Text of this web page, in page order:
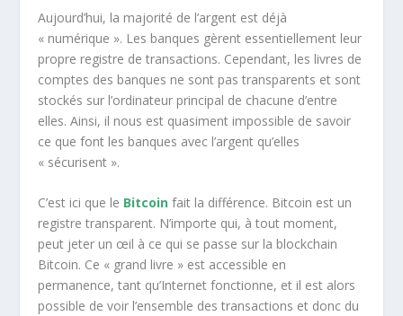
Aujourd’hui, la majorité de l’argent est déjà
« numérique ». Les banques gèrent essentiellement leur
propre registre de transactions. Cependant, les livres de
comptes des banques ne sont pas transparents et sont
stockés sur l’ordinateur principal de chacune d’entre
elles. Ainsi, il nous est quasiment impossible de savoir
ce que font les banques avec l’argent qu’elles
« sécurisent ».
C’est ici que le Bitcoin fait la différence. Bitcoin est un
registre transparent. N’importe qui, à tout moment,
peut jeter un œil à ce qui se passe sur la blockchain
Bitcoin. Ce « grand livre » est accessible en
permanence, tant qu’Internet fonctionne, et il est alors
possible de voir l’ensemble des transactions et donc du